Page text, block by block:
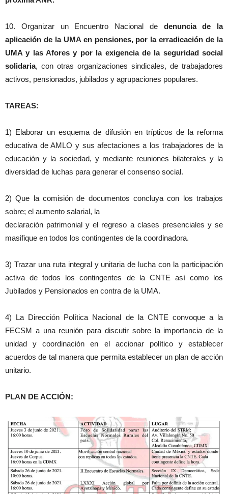
10. Organizar un Encuentro Nacional de denuncia de la
aplicación de la UMA en pensiones, por la erradicación de la
UMA y las Afores y por la exigencia de la seguridad social
solidaria, con otras organizaciones sindicales, de trabajadores
activos, pensionados, jubilados y agrupaciones populares.
TAREAS:
1) Elaborar un esquema de difusión en trípticos de la reforma
educativa de AMLO y sus afectaciones a los trabajadores de la
educación y la sociedad, y mediante reuniones bilaterales y la
diversidad de luchas para generar el consenso social.
2) Que la comisión de documentos concluya con los trabajos
sobre; el aumento salarial, la
declaración patrimonial y el regreso a clases presenciales y se
masifique en todos los contingentes de la coordinadora.
3) Trazar una ruta integral y unitaria de lucha con la participación
activa de todos los contingentes de la CNTE así como los
Jubilados y Pensionados en contra de la UMA.
4) La Dirección Política Nacional de la CNTE convoque a la
FECSM a una reunión para discutir sobre la importancia de la
unidad y coordinación en el accionar político y establecer
acuerdos de tal manera que permita establecer un plan de acción
unitario.
PLAN DE ACCIÓN: